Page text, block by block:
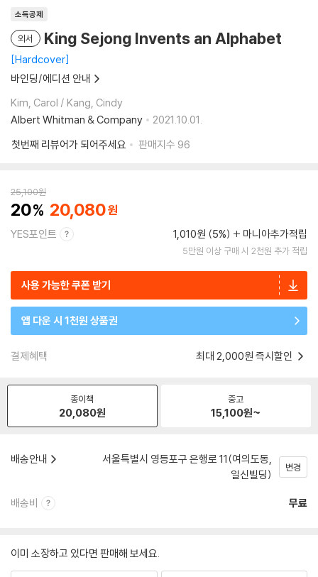
소득공제
외서 King Sejong Invents an Alphabet
Hardcover
바인딩/에디션 안내
Kim, Carol / Kang, Cindy
Albert Whitman & Company
2021.10.01.
첫번째 리뷰어가 되어주세요
판매지수 96
25,100원
20 20,080
YES포인트 1,010원 (5%) 마니아추가적립
5만원 이상 구매 시 2천원 추가 적립
사용 가능한 쿠폰 받기
앱 다운 시 1천원 상품권
결제혜택 최대 2,000원 즉시할인
종이책
20,080원
중고
15,100원~
배송안내
서울특별시 영등포구 은행로 11(여의도동,
일신빌딩)
변경
배송비 무료
이미 소장하고 있다면 판매해 보세요.